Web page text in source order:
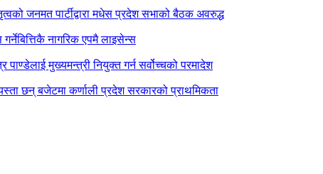
जनमत पार्टीद्वारा मधेस प्रदेश सभाको बैठक अवरुद्ध
नागरिक एपमै लाइसेन्स
पाण्डेलाई मुख्यमन्त्री नियुक्त गर्न सर्वोच्चको परमादेश
छन् बजेटमा कर्णाली प्रदेश सरकारको प्राथमिकता